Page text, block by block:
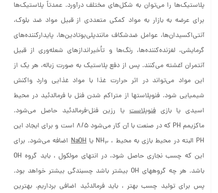
پلاستیک‌ها را می‌توان به شکل‌های مختلف درآورد. عمدتاً پلاستیک‌ها
برای عرضه به بازار به مواد کمکی متعددی از قبیل مواد ضد بلوک،
آنتی‌اکسیدان‌ها، عوامل ضدشکاف مانندپلی‌بوتادین‌ها، پایدارکننده‌های
گرمایشی، لغزنده‌کننده‌ها، رنگ‌ها و تأخیراندازهای شعله‌وری از قبیل
آنتمران آغشته می‌کنند. پس از دفع پلاستیک به صورت زباله، هر یک از
این مواد می‌تواند در اثر حرارت غذا با مواد غذایی وارد واکنش
شیمیایی شود. فنوپلاستها از متراکم شدن فنل با فرمالدئید در محیط
اسیدی یا بازیفنوپلاستیا رزین فنل-فرمالدئید حاصل می‌شود.
ماکزیمم PH که در صنعت با آن کار می‌شود ۸/۵ است و برای ایجاد این
PH البته در محیط بازی به محیط ، NH
3 یاNaOHاضافه می‌شود. برای
این که چسب نجاری حاصل شود، در انتهای مولکول ، باید گروه OH
باشد. هر چه گروههای OH بیشتر باشد چسبندگی بیشتر خواهد بود.
پس برای تولید چسب بهتر ، باید فرمالدئید اضافی برداریم. بهترین